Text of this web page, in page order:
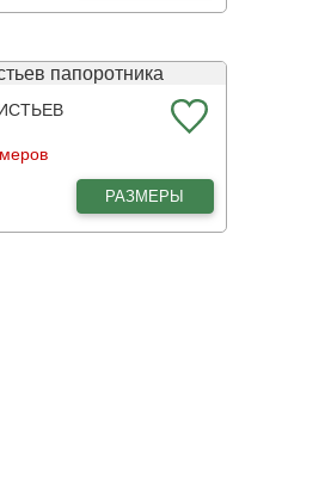
листьев папоротника
РАЗМЕРЫ